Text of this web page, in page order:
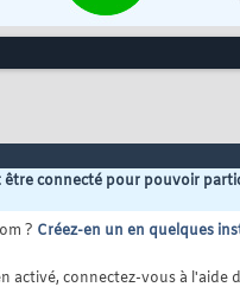
être connecté pour pouvoir
? Créez-en un en quelques
activé, connectez-vous à l'aide